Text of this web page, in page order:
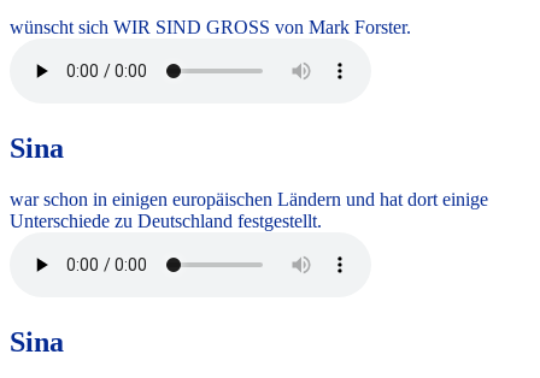
wünscht sich WIR SIND GROSS von Mark Forster.
Sina
war schon in einigen europäischen Ländern und hat dort einige
Unterschiede zu Deutschland festgestellt.
Sina